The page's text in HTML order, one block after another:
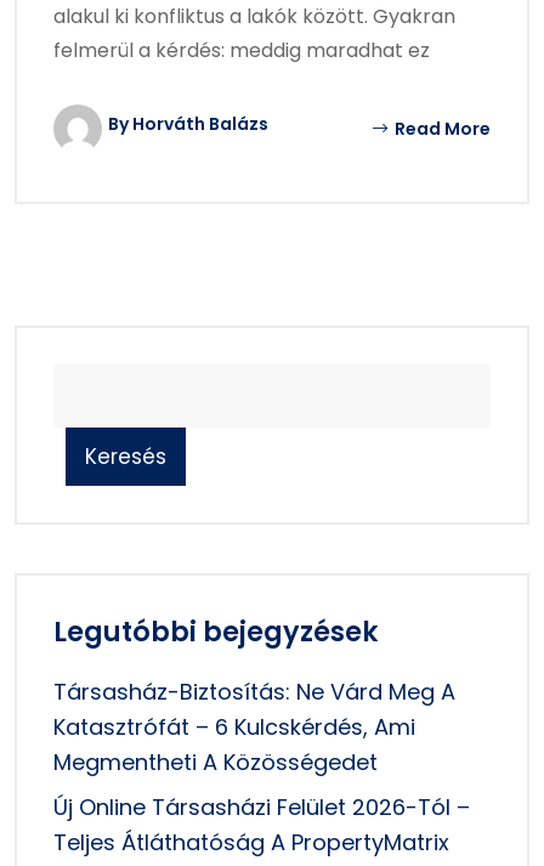
alakul ki konfliktus a lakók között. Gyakran
felmerül a kérdés: meddig maradhat ez
By Horváth Balázs Read More
Keresés
Legutóbbi bejegyzések
Társasház-Biztosítás: Ne Várd Meg A
Katasztrófát – 6 Kulcskérdés, Ami
Megmentheti A Közösségedet
Új Online Társasházi Felület 2026-Tól –
Teljes Átláthatóság A PropertyMatrix